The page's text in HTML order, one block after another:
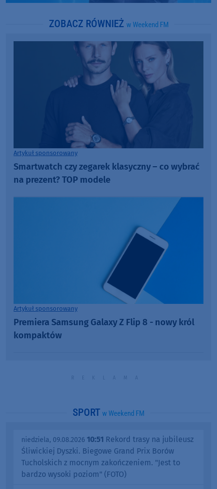
ZOBACZ RÓWNIEŻ w Weekend FM
Artykuł sponsorowany
Smartwatch czy zegarek klasyczny – co wybrać
na prezent? TOP modele
Artykuł sponsorowany
Premiera Samsung Galaxy Z Flip 8 - nowy król
kompaktów
SPORT w Weekend FM
niedziela, 09.08.2026 10:51 Rekord trasy na jubileusz
Śliwickiej Dyszki. Biegowe Grand Prix Borów
Tucholskich z mocnym zakończeniem. "Jest to
bardzo wysoki poziom" (FOTO)